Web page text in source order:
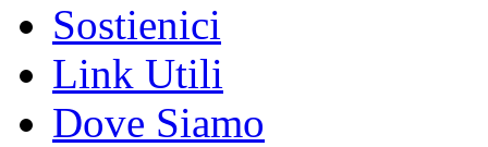
Sostienici
Link Utili
Dove Siamo